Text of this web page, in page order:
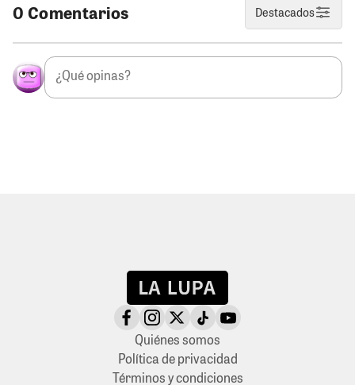
0 Comentarios Destacados
Quiénes somos
Política de privacidad
Términos y condiciones